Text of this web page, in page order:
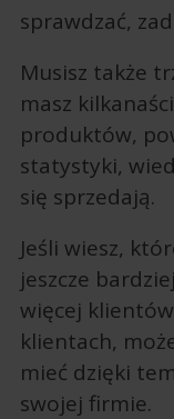
sprawdzać,
Musisz także
masz
produktów,
statystyki,
się sprzedają.
Jeśli wiesz,
jeszcze
więcej
klientach,
mieć dzięki
swojej firmie.